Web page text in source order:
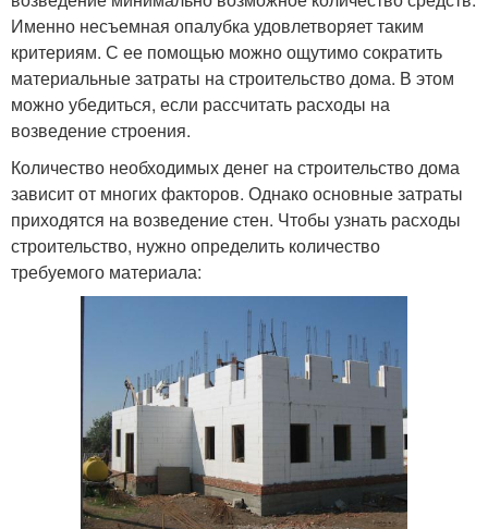
Именно несъемная опалубка удовлетворяет таким
критериям. С ее помощью можно ощутимо сократить
материальные затраты на строительство дома. В этом
можно убедиться, если рассчитать расходы на
возведение строения.
Количество необходимых денег на строительство дома
зависит от многих факторов. Однако основные затраты
приходятся на возведение стен. Чтобы узнать расходы
строительство, нужно определить количество
требуемого материала: